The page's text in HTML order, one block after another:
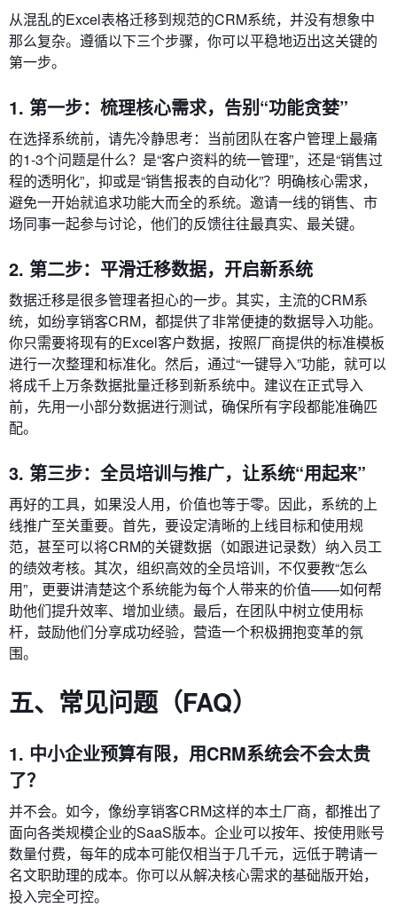
从混乱的Excel表格迁移到规范的CRM系统，并没有想象中
那么复杂。遵循以下三个步骤，你可以平稳地迈出这关键的
第一步。
1. 第一步：梳理核心需求，告别“功能贪婪”
在选择系统前，请先冷静思考：当前团队在客户管理上最痛
的1-3个问题是什么？是“客户资料的统一管理”，还是“销售过
程的透明化”，抑或是“销售报表的自动化”？明确核心需求，
避免一开始就追求功能大而全的系统。邀请一线的销售、市
场同事一起参与讨论，他们的反馈往往最真实、最关键。
2. 第二步：平滑迁移数据，开启新系统
数据迁移是很多管理者担心的一步。其实，主流的CRM系
统，如纷享销客CRM，都提供了非常便捷的数据导入功能。
你只需要将现有的Excel客户数据，按照厂商提供的标准模板
进行一次整理和标准化。然后，通过“一键导入”功能，就可以
将成千上万条数据批量迁移到新系统中。建议在正式导入
前，先用一小部分数据进行测试，确保所有字段都能准确匹
配。
3. 第三步：全员培训与推广，让系统“用起来”
再好的工具，如果没人用，价值也等于零。因此，系统的上
线推广至关重要。首先，要设定清晰的上线目标和使用规
范，甚至可以将CRM的关键数据（如跟进记录数）纳入员工
的绩效考核。其次，组织高效的全员培训，不仅要教“怎么
用”，更要讲清楚这个系统能为每个人带来的价值——如何帮
助他们提升效率、增加业绩。最后，在团队中树立使用标
杆，鼓励他们分享成功经验，营造一个积极拥抱变革的氛
围。
五、常见问题（FAQ）
1. 中小企业预算有限，用CRM系统会不会太贵
了？
并不会。如今，像纷享销客CRM这样的本土厂商，都推出了
面向各类规模企业的SaaS版本。企业可以按年、按使用账号
数量付费，每年的成本可能仅相当于几千元，远低于聘请一
名文职助理的成本。你可以从解决核心需求的基础版开始，
投入完全可控。